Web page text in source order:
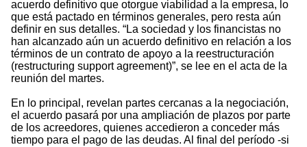
acuerdo definitivo que otorgue viabilidad a la empresa, lo
que está pactado en términos generales, pero resta aún
definir en sus detalles. “La sociedad y los financistas no
han alcanzado aún un acuerdo definitivo en relación a los
términos de un contrato de apoyo a la reestructuración
(restructuring support agreement)”, se lee en el acta de la
reunión del martes.
En lo principal, revelan partes cercanas a la negociación,
el acuerdo pasará por una ampliación de plazos por parte
de los acreedores, quienes accedieron a conceder más
tiempo para el pago de las deudas. Al final del período -si